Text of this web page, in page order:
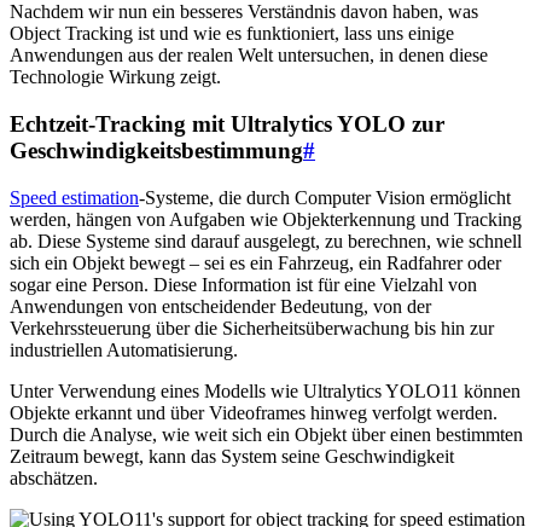
Nachdem wir nun ein besseres Verständnis davon haben, was
Object Tracking ist und wie es funktioniert, lass uns einige
Anwendungen aus der realen Welt untersuchen, in denen diese
Technologie Wirkung zeigt.
Echtzeit-Tracking mit Ultralytics YOLO zur
Geschwindigkeitsbestimmung#
Speed estimation-Systeme, die durch Computer Vision ermöglicht
werden, hängen von Aufgaben wie Objekterkennung und Tracking
ab. Diese Systeme sind darauf ausgelegt, zu berechnen, wie schnell
sich ein Objekt bewegt – sei es ein Fahrzeug, ein Radfahrer oder
sogar eine Person. Diese Information ist für eine Vielzahl von
Anwendungen von entscheidender Bedeutung, von der
Verkehrssteuerung über die Sicherheitsüberwachung bis hin zur
industriellen Automatisierung.
Unter Verwendung eines Modells wie Ultralytics YOLO11 können
Objekte erkannt und über Videoframes hinweg verfolgt werden.
Durch die Analyse, wie weit sich ein Objekt über einen bestimmten
Zeitraum bewegt, kann das System seine Geschwindigkeit
abschätzen.